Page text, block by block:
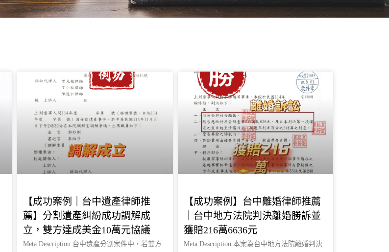
【成功案例｜台中遺產律師推
薦】分割遺產糾紛成功調解成
立，雙方達成美金10萬元協議
Meta Description 台中遺產分割案件中，若雙方
【成功案例】台中離婚律師推薦
｜台中地方法院判決離婚勝訴並
獲賠216萬6636元
Meta Description 本案為台中地方法院離婚判決